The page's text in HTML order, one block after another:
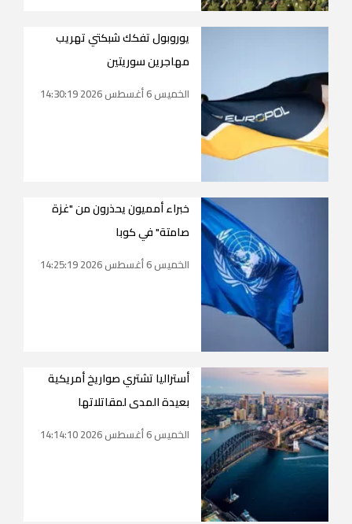
يوروبول تفكك شبكتي تهريب
مهاجرين سوريتين
الخميس 6 أغسطس 2026 14:30:19
خبراء أمميون يحذرون من "غزة
صامتة" في كوبا
الخميس 6 أغسطس 2026 14:25:19
أستراليا تشتري صواريخ أمريكية
بعيدة المدى لمقاتلاتها
الخميس 6 أغسطس 2026 14:14:10